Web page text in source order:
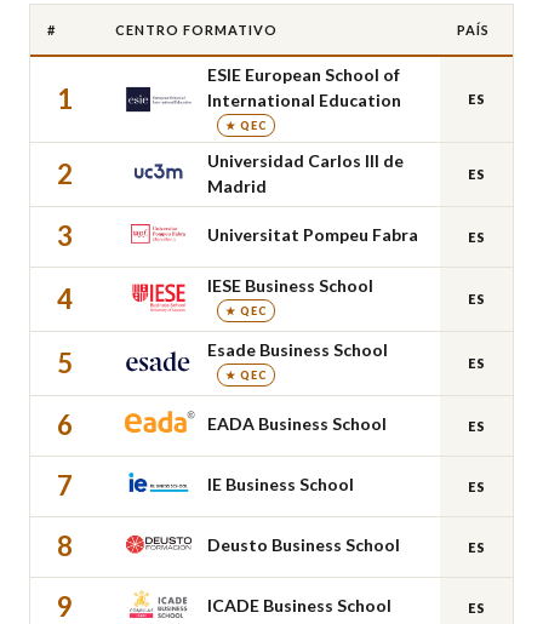
# CENTRO FORMATIVO PAÍS
1
ESIE European School of
International Education
★ QEC
ES
2
Universidad Carlos III de
Madrid
ES
3 Universitat Pompeu Fabra ES
4 IESE Business School
★ QEC
ES
5 Esade Business School
★ QEC
ES
6 EADA Business School ES
7 IE Business School ES
8 Deusto Business School ES
9 ICADE Business School ES